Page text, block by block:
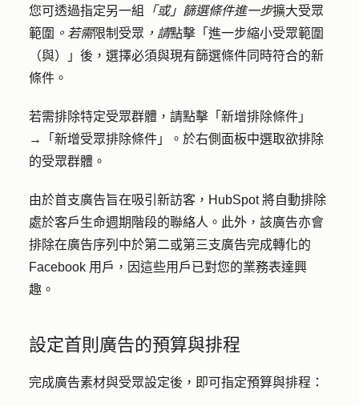
您可透過指定另一組 「或」篩選條件進一步擴大受眾
範圍 。若需限制受眾 ，請點擊 「進一步縮小受眾範圍
（與）」 後，選擇必須與現有篩選條件同時符合的新
條件。
若需排除特定受眾群體，請點擊 「新增排除條件 」
→「 新增受眾排除條件 」。於右側面板中選取欲排除
的受眾群體。
由於首支廣告旨在吸引新訪客，HubSpot 將自動排除
處於客戶生命週期階段的聯絡人。此外，該廣告亦會
排除在廣告序列中於第二或第三支廣告完成轉化的
Facebook 用戶，因這些用戶已對您的業務表達興
趣。
設定首則廣告的預算與排程
完成廣告素材與受眾設定後，即可指定預算與排程：